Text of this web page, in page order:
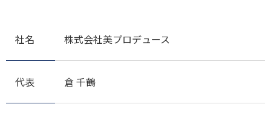
社名 株式会社美プロデュース
代表 倉 千鶴